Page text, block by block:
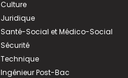
Culture
Juridique
Santé-Social et Médico-Social
Sécurité
Technique
Ingénieur Post-Bac